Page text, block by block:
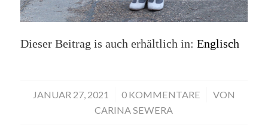
Dieser Beitrag is auch erhältlich in: Englisch
JANUAR 27, 2021
/ 0 KOMMENTARE
/
VON
CARINA SEWERA